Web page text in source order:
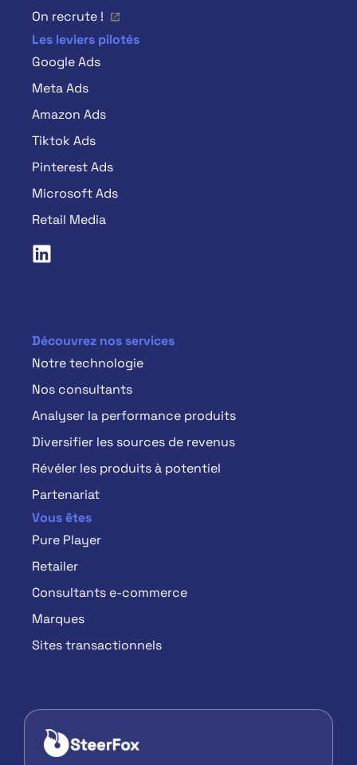
On recrute !
Les leviers pilotés
Google Ads
Meta Ads
Amazon Ads
Tiktok Ads
Pinterest Ads
Microsoft Ads
Retail Media
Découvrez nos services
Notre technologie
Nos consultants
Analyser la performance produits
Diversifier les sources de revenus
Révéler les produits à potentiel
Partenariat
Vous êtes
Pure Player
Retailer
Consultants e-commerce
Marques
Sites transactionnels